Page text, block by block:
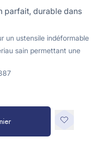
parfait, durable dans
un ustensile indéformable
sain permettant une